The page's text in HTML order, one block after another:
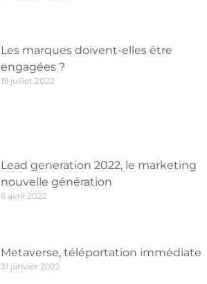
Les marques doivent-elles être
engagées ?
19 juillet 2022
Lead generation 2022, le marketing
nouvelle génération
6 avril 2022
Metaverse, téléportation immédiate
31 janvier 2022